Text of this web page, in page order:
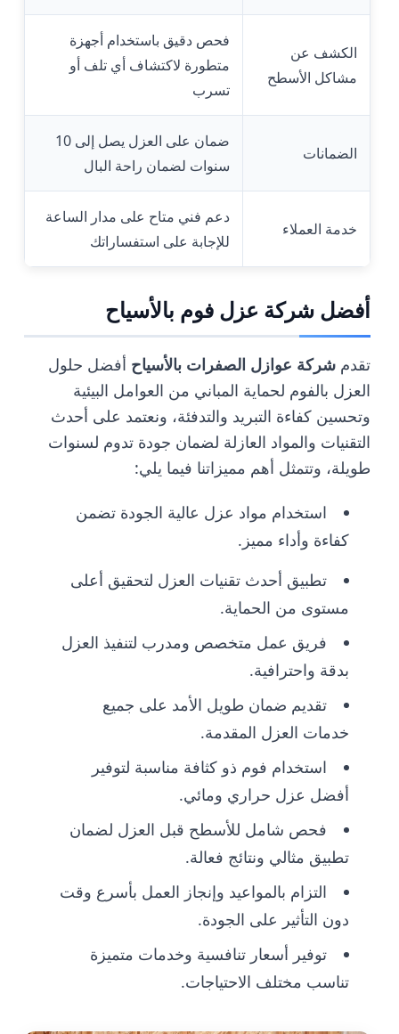
الكشف عن
مشاكل الأسطح
فحص دقيق باستخدام أجهزة
متطورة لاكتشاف أي تلف أو
تسرب
الضمانات
ضمان على العزل يصل إلى 10
سنوات لضمان راحة البال
خدمة العملاء
دعم فني متاح على مدار الساعة
للإجابة على استفساراتك
أفضل شركة عزل فوم بالأسياح
تقدم شركة عوازل الصفرات بالأسياح أفضل حلول
العزل بالفوم لحماية المباني من العوامل البيئية
وتحسين كفاءة التبريد والتدفئة، ونعتمد على أحدث
التقنيات والمواد العازلة لضمان جودة تدوم لسنوات
طويلة، وتتمثل أهم مميزاتنا فيما يلي:
استخدام مواد عزل عالية الجودة تضمن
كفاءة وأداء مميز.
تطبيق أحدث تقنيات العزل لتحقيق أعلى
مستوى من الحماية.
فريق عمل متخصص ومدرب لتنفيذ العزل
بدقة واحترافية.
تقديم ضمان طويل الأمد على جميع
خدمات العزل المقدمة.
استخدام فوم ذو كثافة مناسبة لتوفير
أفضل عزل حراري ومائي.
فحص شامل للأسطح قبل العزل لضمان
تطبيق مثالي ونتائج فعالة.
التزام بالمواعيد وإنجاز العمل بأسرع وقت
دون التأثير على الجودة.
توفير أسعار تنافسية وخدمات متميزة
تناسب مختلف الاحتياجات.